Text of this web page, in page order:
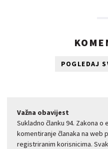
POGLEDAJ
Važna obavijest
Sukladno članku 94. Zakona
komentiranje članaka na web
registriranim korisnicima.